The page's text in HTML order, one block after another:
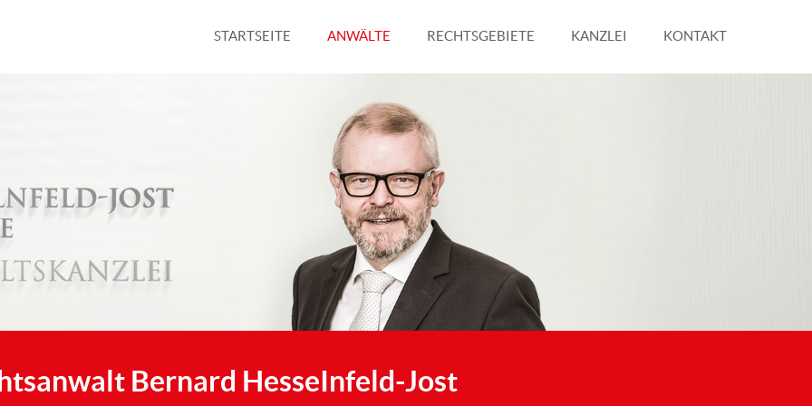
STARTSEITE ANWÄLTE RECHTSGEBIETE KANZLEI KONTAKT
Bernard HesseInfeld-Jost